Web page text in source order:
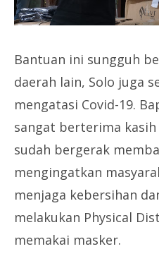
Bantuan ini sungguh
daerah lain, Solo juga
mengatasi Covid-19.
sangat berterima
sudah bergerak
mengingatkan
menjaga kebersihan
melakukan Physical
memakai masker.